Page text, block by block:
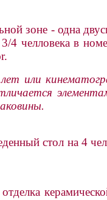
зоне - одна
челловека в
или
стол на 4